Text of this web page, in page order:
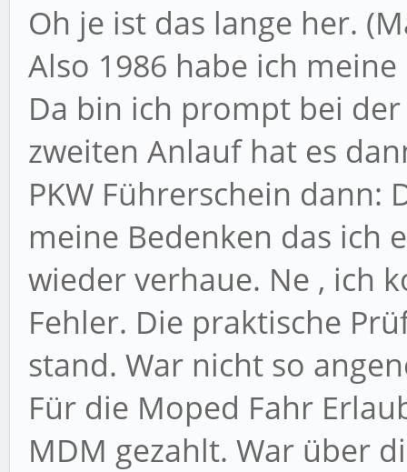
Oh je ist das lange her.
Also 1986 habe ich
Da bin ich prompt bei
zweiten Anlauf hat es
PKW Führerschein dann:
meine Bedenken das ich
wieder verhaue. Ne , ich
Fehler. Die praktische
stand. War nicht so
Für die Moped Fahr
MDM gezahlt. War über